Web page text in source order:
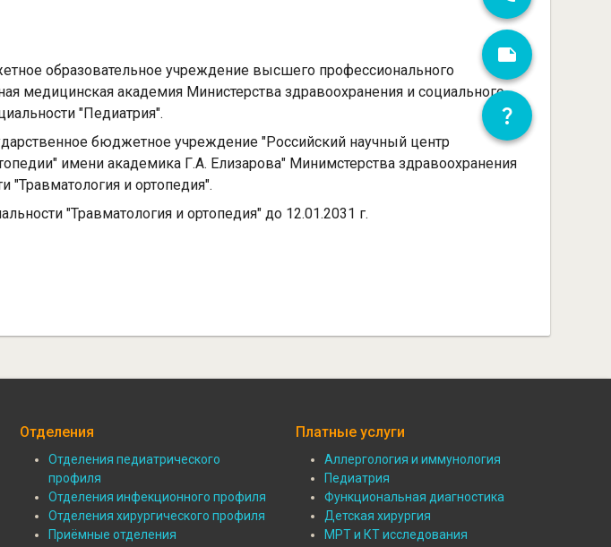
образовательное учреждение высшего профессионального
медицинская академия Министерства здравоохранения и социального
"Педиатрия".
бюджетное учреждение "Российский научный центр
имени академика Г.А. Елизарова" Минимстерства здравоохранения
"Травматология и ортопедия".
"Травматология и ортопедия" до 12.01.2031 г.
Отделения
Подвал:
Отделения
Отделения педиатрического
профиля
Отделения инфекционного профиля
Отделения хирургического профиля
Приёмные отделения
Платные услуги
Подвал:
Платные
Аллергология и иммунология
Педиатрия
Функциональная диагностика
Детская хирургия
МРТ и КТ исследования